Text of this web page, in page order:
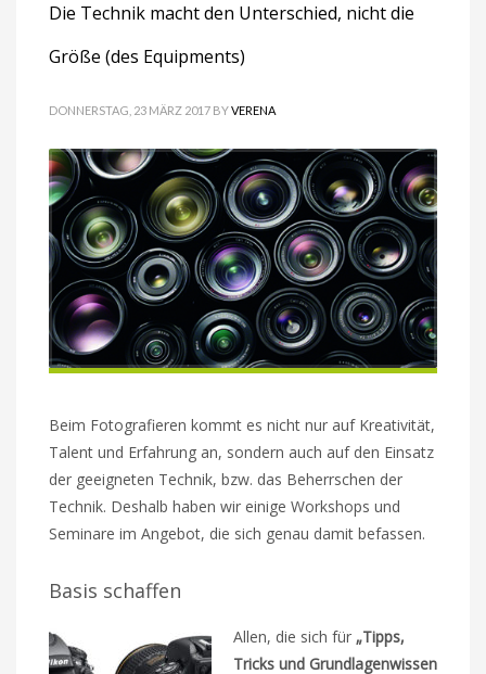
Die Technik macht den Unterschied, nicht die
Größe (des Equipments)
DONNERSTAG, 23 MÄRZ 2017 BYVERENA
Beim Fotografieren kommt es nicht nur auf Kreativität,
Talent und Erfahrung an, sondern auch auf den Einsatz
der geeigneten Technik, bzw. das Beherrschen der
Technik. Deshalb haben wir einige Workshops und
Seminare im Angebot, die sich genau damit befassen.
Basis schaffen
Allen, die sich für „Tipps,
Tricks und Grundlagenwissen